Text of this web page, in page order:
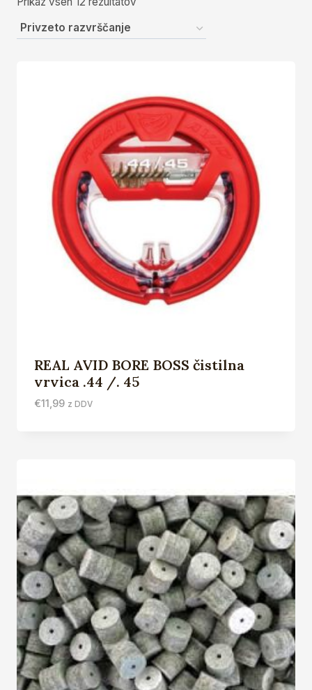
REAL AVID BORE BOSS čistilna
vrvica .44 /. 45
€11,99 z DDV